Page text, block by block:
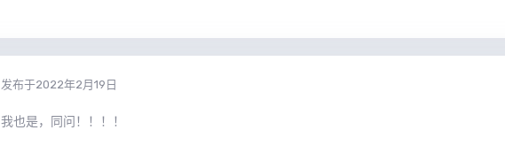
发布于2022年2月19日
我也是，同问！！！！